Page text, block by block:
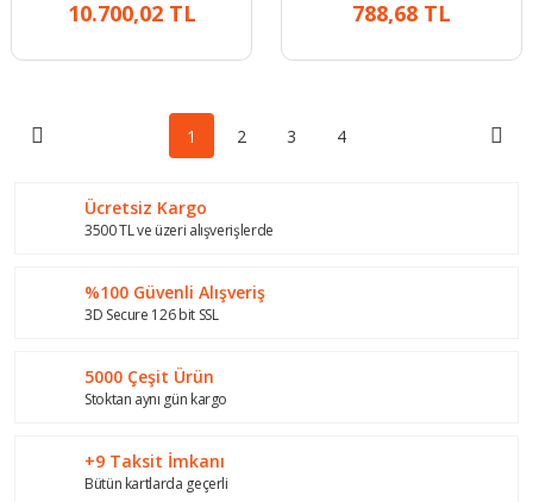
10.700,02 TL 788,68 TL
1 2 3 4
Ücretsiz Kargo
3500 TL ve üzeri alışverişlerde
%100 Güvenli Alışveriş
3D Secure 126 bit SSL
5000 Çeşit Ürün
Stoktan aynı gün kargo
+9 Taksit İmkanı
Bütün kartlarda geçerli